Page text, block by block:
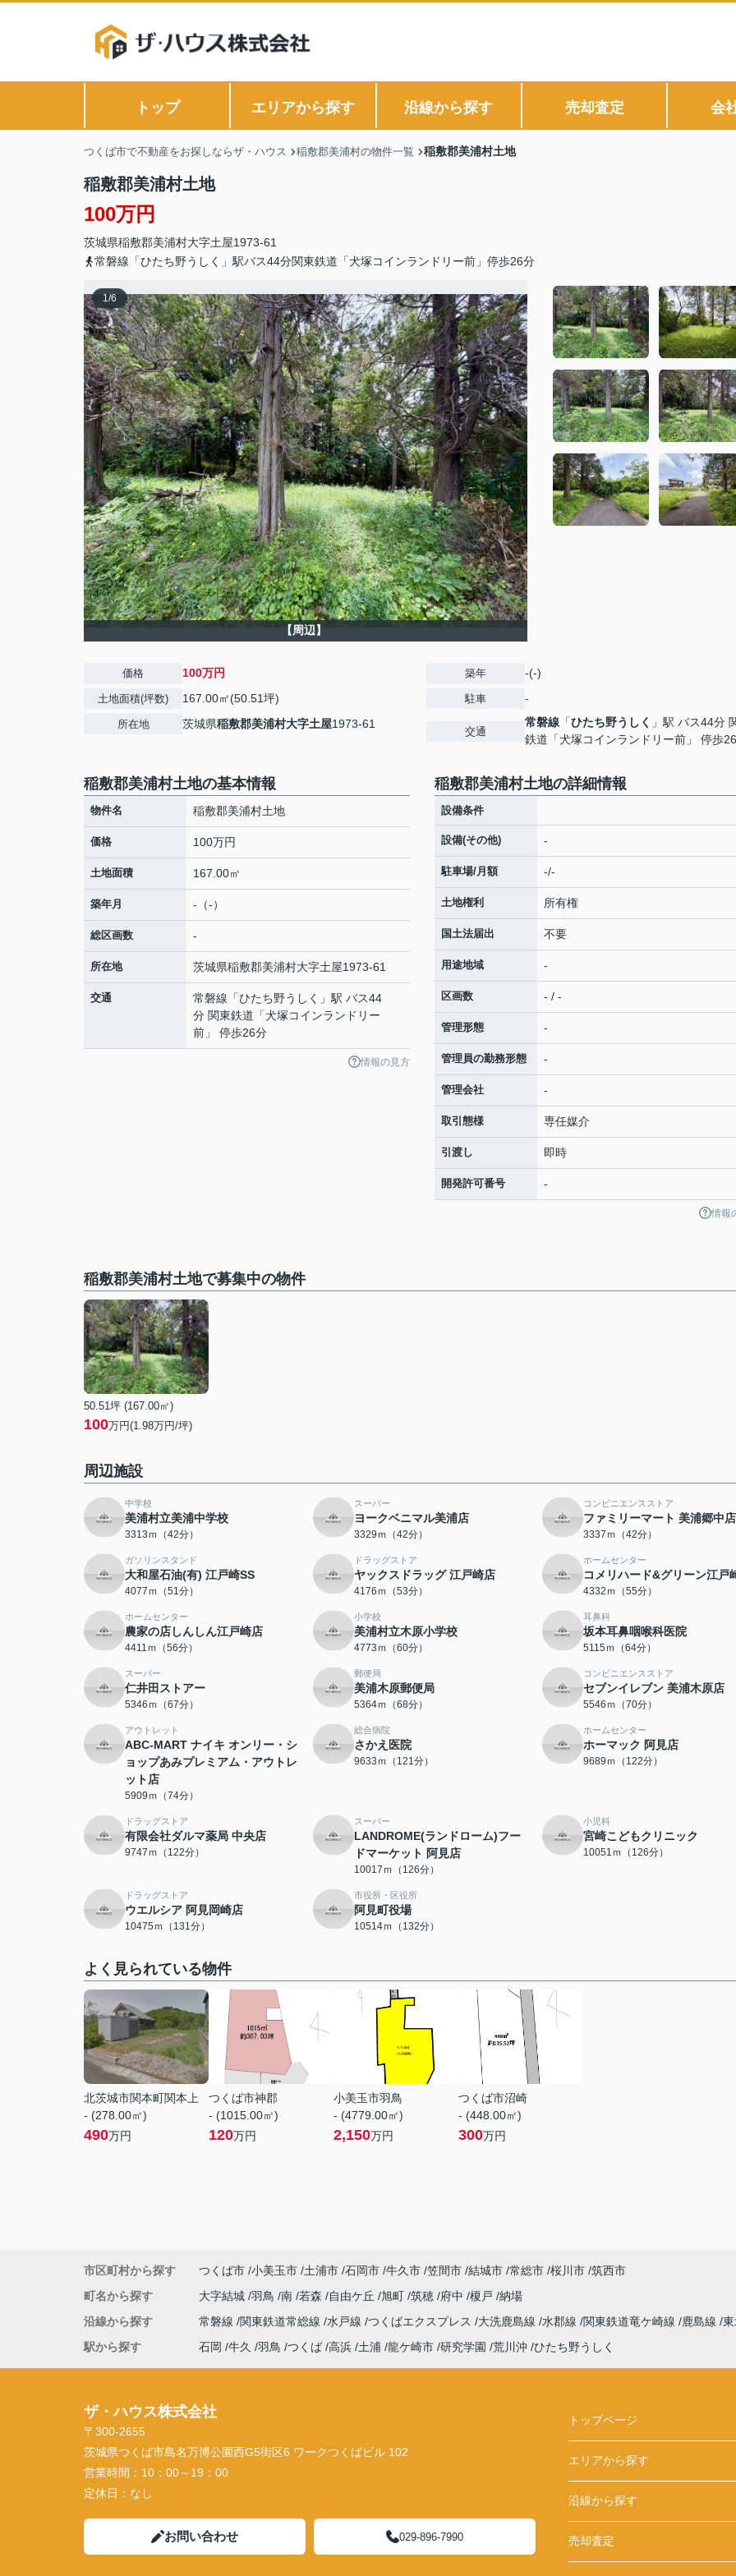
トップ エリアから探す 沿線から探す 売却査定 会
つくば市で不動産をお探しならザ・ハウス 稲敷郡美浦村の物件一覧 稲敷郡美浦村土地
稲敷郡美浦村土地
100万円
茨城県稲敷郡美浦村大字土屋1973-61
常磐線「ひたち野うしく」駅バス44分関東鉄道「犬塚コインランドリー前」停歩26分
1/6
【周辺】
価格 100万円
土地面積(坪数) 167.00㎡(50.51坪)
所在地 茨城県稲敷郡美浦村大字土屋1973-61
築年 -(-)
駐車 -
交通
常磐線 「ひたち野うしく 」駅 バス44分
鉄道「犬塚コインランドリー前」 停歩
稲敷郡美浦村土地の基本情報
物件名 稲敷郡美浦村土地
価格 100万円
土地面積 167.00㎡
築年月 -（-）
総区画数 -
所在地 茨城県稲敷郡美浦村大字土屋1973-61
交通 常磐線 「ひたち野うしく
」駅 バス44
分 関東鉄道「犬塚コインランドリー
前」 停歩26分
情報の見方
稲敷郡美浦村土地の詳細情報
設備条件
設備(その他) -
駐車場/月額 -/-
土地権利 所有権
国土法届出 不要
用途地域 -
区画数 - / -
管理形態 -
管理員の勤務形態 -
管理会社 -
取引態様 専任媒介
引渡し 即時
開発許可番号 -
情報
稲敷郡美浦村土地で募集中の物件
50.51坪 (167.00㎡)
100万円(1.98万円/坪)
周辺施設
中学校
美浦村立美浦中学校
3313ｍ（42分）
スーパー
ヨークベニマル美浦店
3329ｍ（42分）
コンビニエンスストア
ファミリーマート 美浦郷中店
3337ｍ（42分）
ガソリンスタンド
大和屋石油(有) 江戸崎SS
4077ｍ（51分）
ドラッグストア
ヤックスドラッグ 江戸崎店
4176ｍ（53分）
ホームセンター
コメリハード&グリーン江戸
4332ｍ（55分）
ホームセンター
農家の店しんしん江戸崎店
4411ｍ（56分）
小学校
美浦村立木原小学校
4773ｍ（60分）
耳鼻科
坂本耳鼻咽喉科医院
5115ｍ（64分）
スーパー
仁井田ストアー
5346ｍ（67分）
郵便局
美浦木原郵便局
5364ｍ（68分）
コンビニエンスストア
セブンイレブン 美浦木原店
5546ｍ（70分）
アウトレット
ABC-MART ナイキ オンリー・シ
ョップあみプレミアム・アウトレ
ット店
5909ｍ（74分）
総合病院
さかえ医院
9633ｍ（121分）
ホームセンター
ホーマック 阿見店
9689ｍ（122分）
ドラッグストア
有限会社ダルマ薬局 中央店
9747ｍ（122分）
スーパー
LANDROME(ランドローム)フー
ドマーケット 阿見店
10017ｍ（126分）
小児科
宮崎こどもクリニック
10051ｍ（126分）
ドラッグストア
ウエルシア 阿見岡崎店
10475ｍ（131分）
市役所・区役所
阿見町役場
10514ｍ（132分）
よく見られている物件
北茨城市関本町関本上
- (278.00㎡)
490万円
つくば市神郡
- (1015.00㎡)
120万円
小美玉市羽鳥
- (4779.00㎡)
2,150万円
つくば市沼崎
- (448.00㎡)
300万円
市区町村から探す つくば市 小美玉市 土浦市 石岡市 牛久市 笠間市 結城市 常総市 桜川市 筑西市
町名から探す
大字結城 羽鳥 南 若森 自由ケ丘 旭町 筑穂 府中 榎戸 納場
沿線から探す
常磐線 関東鉄道常総線 水戸線 つくばエクスプレス 大洗鹿島線 水郡線 関東鉄道竜ケ崎線 鹿島線
駅から探す
石岡 牛久 羽鳥 つくば 高浜 土浦 龍ケ崎市 研究学園 荒川沖 ひたち野うしく
ザ・ハウス株式会社
〒300-2655
茨城県つくば市島名万博公園西G5街区6 ワークつくばビル 102
営業時間： 10：00～19：00
定休日： なし
お問い合わせ 029-896-7990
トップページ
エリアから探す
沿線から探す
売却査定